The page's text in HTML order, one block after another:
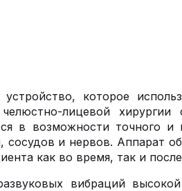
которое
лицевой хирургии
в возможности точного
и нервов. Аппарат
как во время, так и
вибраций